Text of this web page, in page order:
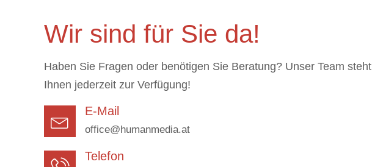
Wir sind für Sie da!
Haben Sie Fragen oder benötigen Sie Beratung? Unser Team steht
Ihnen jederzeit zur Verfügung!
E-Mail
office@humanmedia.at
Telefon